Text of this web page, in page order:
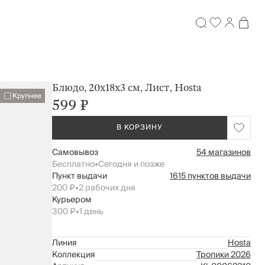
Крупнее
Блюдо, 20х18x3 см, Лист, Hosta
599 ₽
В КОРЗИНУ
Самовывоз
54 магазинов
Бесплатно•Сегодня и позже
Пункт выдачи
1615 пунктов выдачи
200 ₽•2 рабочих дня
Курьером
300 ₽•1 день
Линия
Hosta
Коллекция
Тропики 2026